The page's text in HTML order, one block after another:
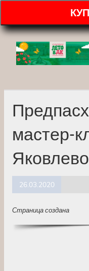
мастер-
26.03.2020
Страница создана